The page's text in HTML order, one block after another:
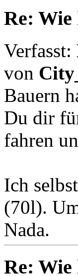
Re: Wie
Verfasst:
von
Bauern
Du dir
fahren
Ich
(70l).
Nada.
Re: Wie